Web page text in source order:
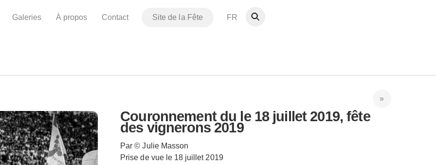
Galeries À propos Contact Site de la Fête FR
Couronnement du le 18 juillet 2019, fête
des vignerons 2019
Par © Julie Masson
Prise de vue le 18 juillet 2019